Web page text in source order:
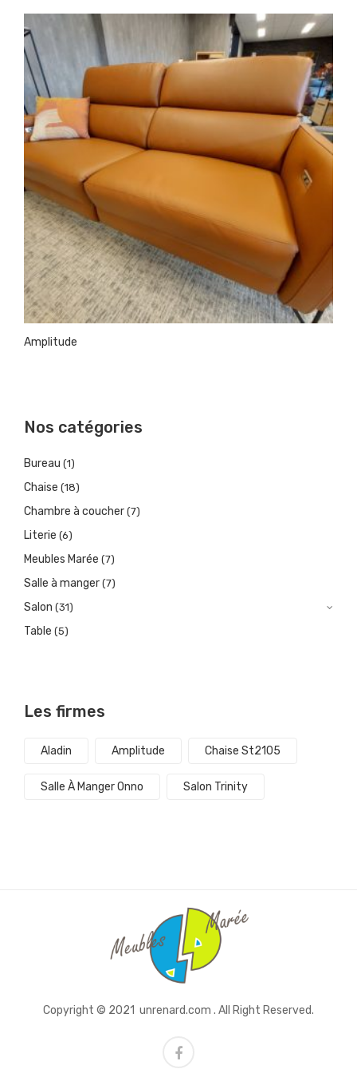
Chaises
Amplitude
Nos catégories
Bureau (1)
Chaise (18)
Chambre à coucher (7)
Literie (6)
Meubles Marée (7)
Salle à manger (7)
Salon (31)
Table (5)
Les firmes
Aladin Amplitude Chaise St2105
Salle À Manger Onno Salon Trinity
Copyright © 2021 unrenard.com . All Right Reserved.